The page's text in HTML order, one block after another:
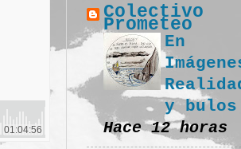
Colectivo
Prometeo
En
y bulos
Hace 12 horas